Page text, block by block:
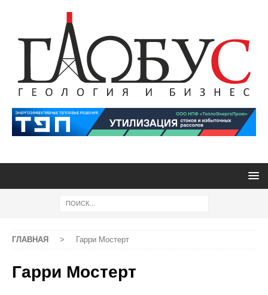
ГЛАВНАЯ > Гарри Мостерт
Гарри Мостерт